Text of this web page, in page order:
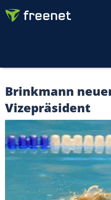
Brinkmann
Vizepräsident